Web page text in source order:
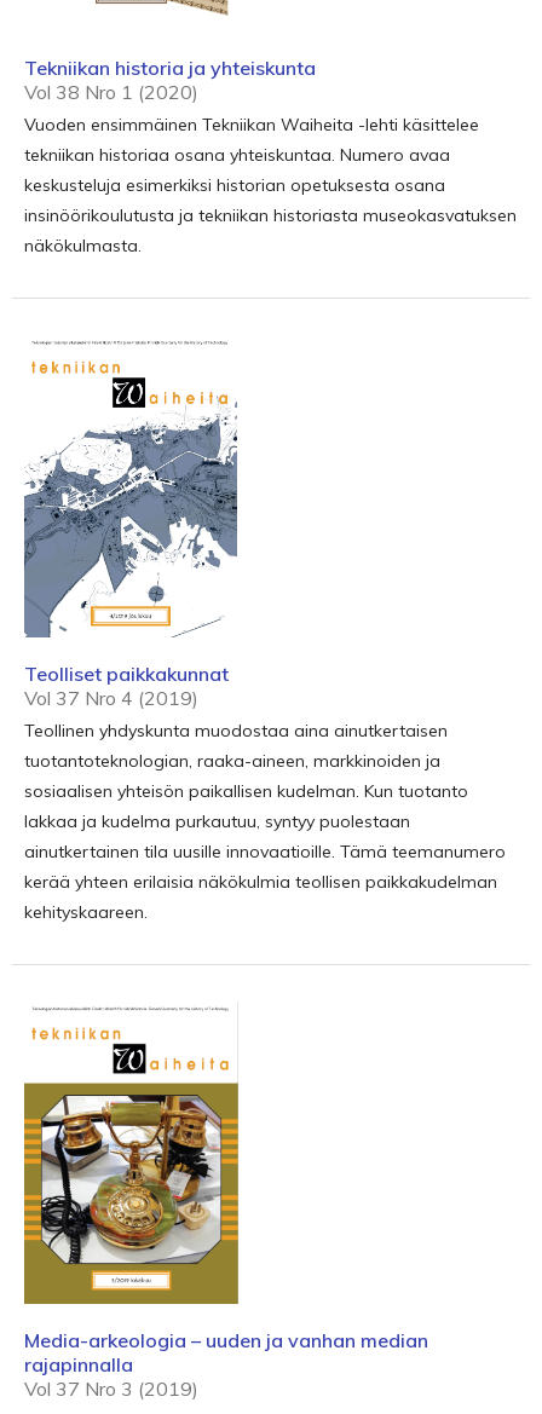
Tekniikan historia ja yhteiskunta
Vol 38 Nro 1 (2020)
Vuoden ensimmäinen Tekniikan Waiheita -lehti käsittelee
tekniikan historiaa osana yhteiskuntaa. Numero avaa
keskusteluja esimerkiksi historian opetuksesta osana
insinöörikoulutusta ja tekniikan historiasta museokasvatuksen
näkökulmasta.
Teolliset paikkakunnat
Vol 37 Nro 4 (2019)
Teollinen yhdyskunta muodostaa aina ainutkertaisen
tuotantoteknologian, raaka-aineen, markkinoiden ja
sosiaalisen yhteisön paikallisen kudelman. Kun tuotanto
lakkaa ja kudelma purkautuu, syntyy puolestaan
ainutkertainen tila uusille innovaatioille. Tämä teemanumero
kerää yhteen erilaisia näkökulmia teollisen paikkakudelman
kehityskaareen.
Media-arkeologia – uuden ja vanhan median
rajapinnalla
Vol 37 Nro 3 (2019)